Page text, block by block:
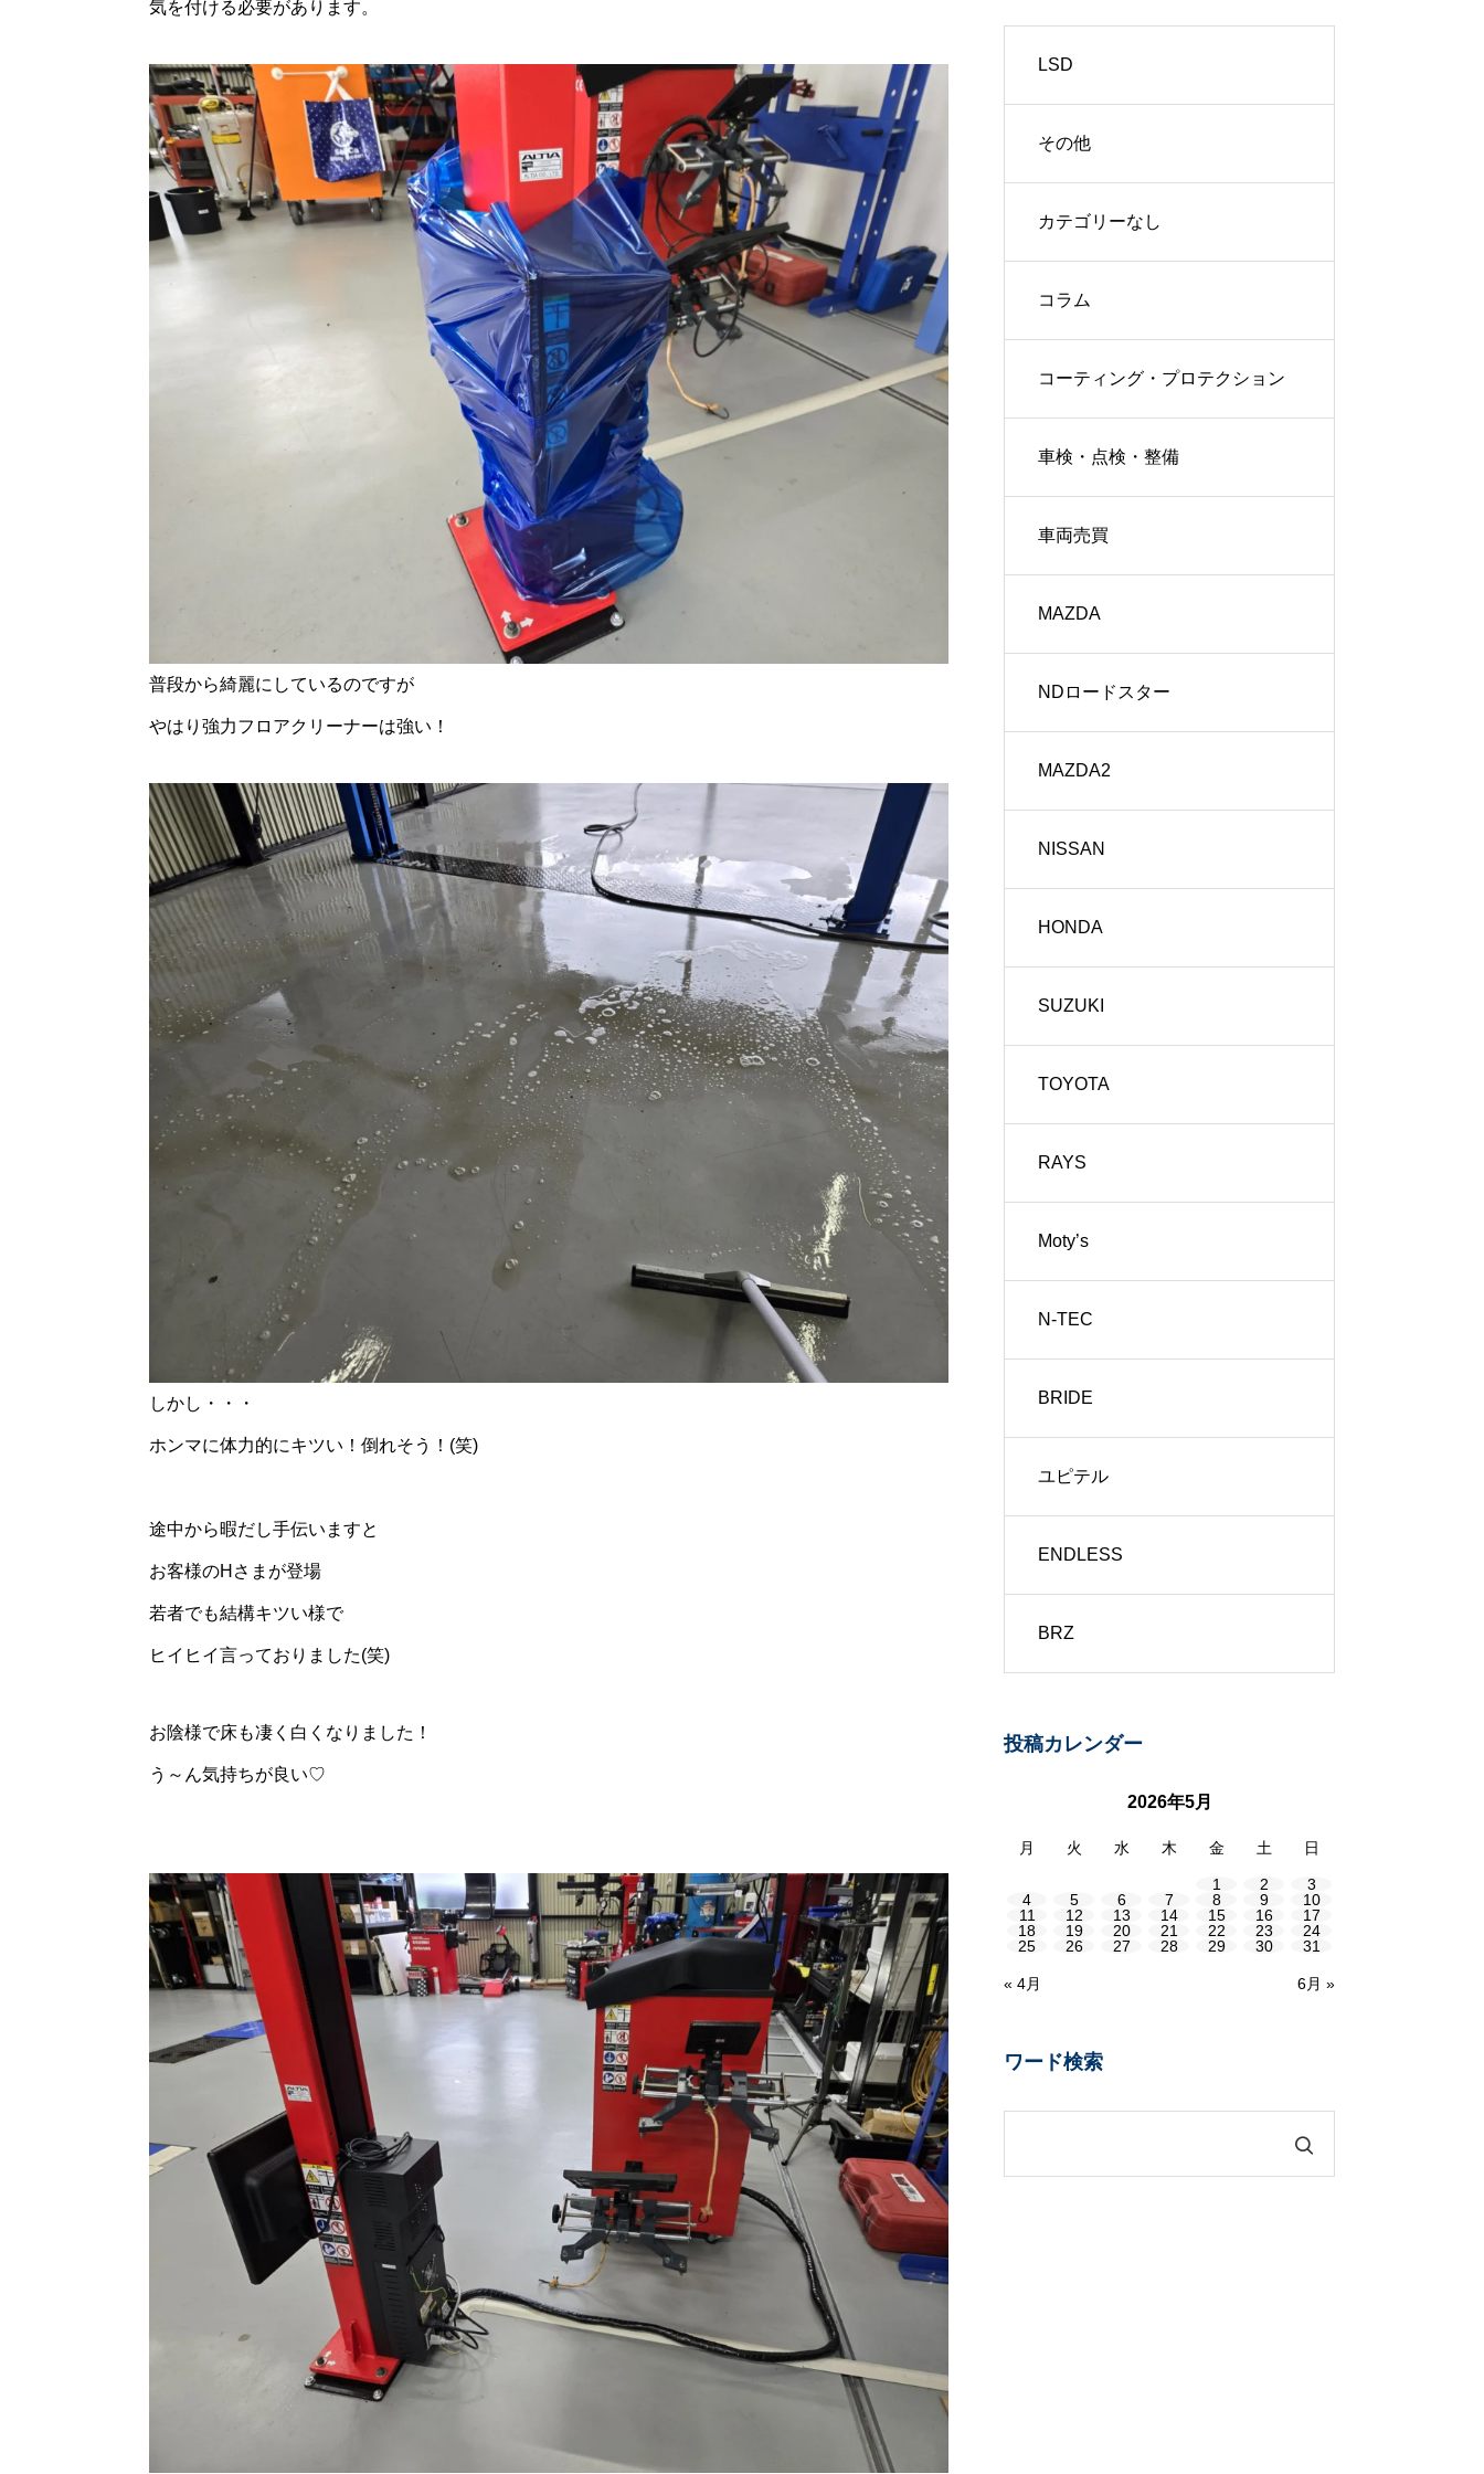
気を付ける必要があります。
普段から綺麗にしているのですが
やはり強力フロアクリーナーは強い！
しかし・・・
ホンマに体力的にキツい！倒れそう！(笑)
途中から暇だし手伝いますと
お客様のHさまが登場
若者でも結構キツい様で
ヒイヒイ言っておりました(笑)
お陰様で床も凄く白くなりました！
う～ん気持ちが良い♡
LSD
その他
カテゴリーなし
コラム
コーティング・プロテクション
車検・点検・整備
車両売買
MAZDA
NDロードスター
MAZDA2
NISSAN
HONDA
SUZUKI
TOYOTA
RAYS
Moty’s
N-TEC
BRIDE
ユピテル
ENDLESS
BRZ
投稿カレンダー
2026年5月
月 火 水 木 金 土 日
1 2
3
4
5 6 7 8 9
10
11
12 13 14 15 16
17
18
19 20 21 22 23
24
25
26 27 28 29 30 31
« 4月 6月 »
ワード検索